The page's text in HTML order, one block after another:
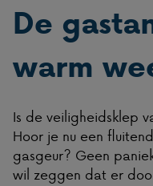
De
warm
Is de veiligheidsklep
Hoor je nu een
gasgeur? Geen
wil zeggen dat er